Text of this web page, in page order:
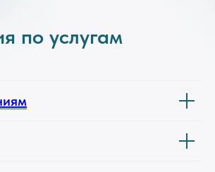
по услугам